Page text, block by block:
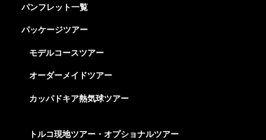
パンフレット一覧
パッケージツアー
モデルコースツアー
オーダーメイドツアー
カッパドキア熱気球ツアー
トルコ現地ツアー・オプショナルツアー